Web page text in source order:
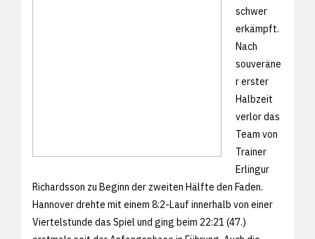
schwer
erkämpft.
Nach
souveräne
r erster
Halbzeit
verlor das
Team von
Trainer
Erlingur
Richardsson zu Beginn der zweiten Hälfte den Faden.
Hannover drehte mit einem 8:2-Lauf innerhalb von einer
Viertelstunde das Spiel und ging beim 22:21 (47.)